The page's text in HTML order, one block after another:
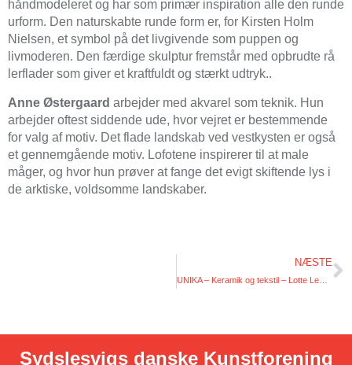
håndmodeleret og har som primær inspiration alle den runde
urform. Den naturskabte runde form er, for Kirsten Holm
Nielsen, et symbol på det livgivende som puppen og
livmoderen. Den færdige skulptur fremstår med opbrudte rå
lerflader som giver et kraftfuldt og stærkt udtryk..
Anne Østergaard arbejder med akvarel som teknik. Hun
arbejder oftest siddende ude, hvor vejret er bestemmende
for valg af motiv. Det flade landskab ved vestkysten er også
et gennemgående motiv. Lofotene inspirerer til at male
måger, og hvor hun prøver at fange det evigt skiftende lys i
de arktiske, voldsomme landskaber.
NÆSTE
UNIKA – Keramik og tekstil – Lotte Lemor og Helene Vonsild
Sydslesvigs danske Kunstforening